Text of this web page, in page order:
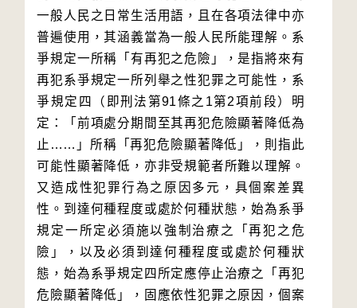
一般人民之日常生活用語，且在各項法律中亦
普遍使用，其涵義當為一般人民所能理解。系
爭規定一所稱「有再犯之危險」，是指將來有
再犯系爭規定一所列舉之性犯罪之可能性，系
爭規定四（即刑法第91條之1第2項前段）明
定：「前項處分期間至其再犯危險顯著降低為
止……」所稱「再犯危險顯著降低」，則指此
可能性顯著降低，亦非受規範者所難以理解。
又造成性犯罪行為之原因多元，具個案差異
性。到達何種程度或處於何種狀態，始為系爭
規定一所定必須施以強制治療之「再犯之危
險」，以及必須到達何種程度或處於何種狀
態，始為系爭規定四所定應停止治療之「再犯
危險顯著降低」，固應依性犯罪之原因，個案